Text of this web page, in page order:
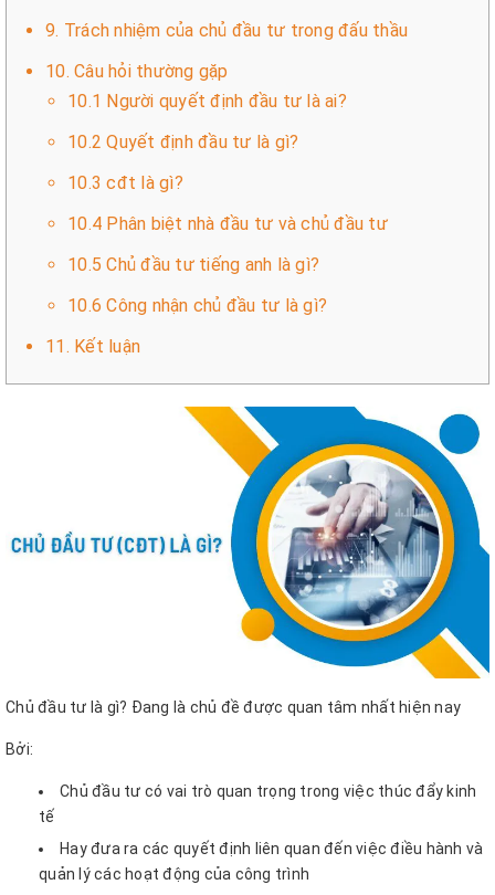
9. Trách nhiệm của chủ đầu tư trong đấu thầu
10. Câu hỏi thường gặp
10.1 Người quyết định đầu tư là ai?
10.2 Quyết định đầu tư là gì?
10.3 cđt là gì?
10.4 Phân biệt nhà đầu tư và chủ đầu tư
10.5 Chủ đầu tư tiếng anh là gì?
10.6 Công nhận chủ đầu tư là gì?
11. Kết luận
Chủ đầu tư là gì? Đang là chủ đề được quan tâm nhất hiện nay
Bởi:
Chủ đầu tư có vai trò quan trọng trong việc thúc đẩy kinh
tế
Hay đưa ra các quyết định liên quan đến việc điều hành và
quản lý các hoạt động của công trình